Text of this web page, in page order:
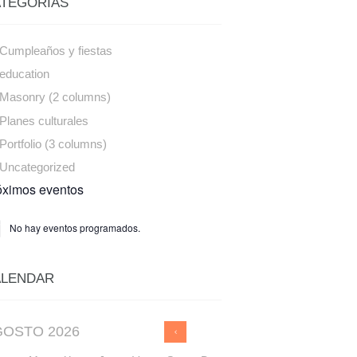
Cumpleaños y fiestas
education
Masonry (2 columns)
Planes culturales
Portfolio (3 columns)
Uncategorized
eventos
No hay eventos programados.
2026